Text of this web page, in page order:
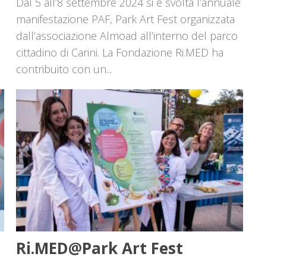
manifestazione PAF, Park Art Fest organizzata
dall’associazione Almoad all’interno del parco
cittadino di Carini. La Fondazione Ri.MED ha
contribuito con un...
Ri.MED@Park Art Fest